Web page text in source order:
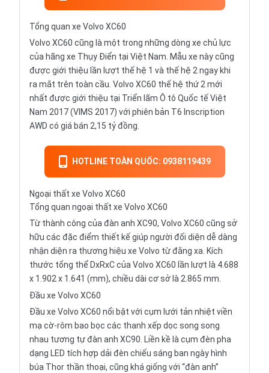
Tổng quan xe Volvo XC60
Volvo XC60 cũng là một trong những dòng xe chủ lực
của hãng xe Thụy Điển tại Việt Nam. Mẫu xe này cũng
được giới thiệu lần lượt thế hệ 1 và thế hệ 2 ngay khi
ra mắt trên toàn cầu. Volvo XC60 thế hệ thứ 2 mới
nhất được giới thiệu tại Triển lãm Ô tô Quốc tế Việt
Nam 2017 (VIMS 2017) với phiên bản T6 Inscription
AWD có giá bán 2,15 tỷ đồng.
HOTLINE TOÀN QUỐC: 0938119439
Ngoại thất xe Volvo XC60
Tổng quan ngoại thất xe Volvo XC60
Từ thành công của đàn anh XC90, Volvo XC60 cũng sở
hữu các đặc điểm thiết kế giúp người đối diện dễ dàng
nhận diện ra thương hiệu xe Volvo từ đằng xa. Kích
thước tổng thể DxRxC của Volvo XC60 lần lượt là 4.688
x 1.902 x 1.641 (mm), chiều dài cơ sở là 2.865 mm.
Đầu xe Volvo XC60
Đầu xe Volvo XC60 nổi bật với cụm lưới tản nhiệt viền
mạ cờ-rôm bao bọc các thanh xếp dọc song song
nhau tương tự đàn anh XC90. Liền kề là cụm đèn pha
dạng LED tích hợp dải đèn chiếu sáng ban ngày hình
búa Thor thần thoại, cũng khá giống với “đàn anh”